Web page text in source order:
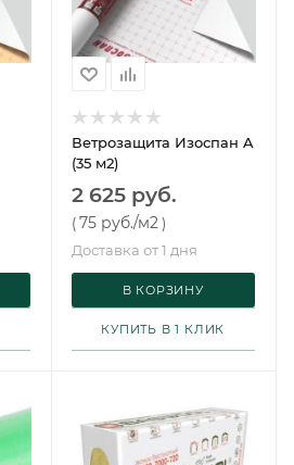
Ветрозащита Изоспан A
(35 м2)
2 625 руб.
(75 руб./м2 )
Доставка от 1 дня
В КОРЗИНУ
КУПИТЬ В 1 КЛИК